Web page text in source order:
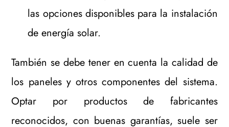
las opciones disponibles para la instalación
de energía solar.
También se debe tener en cuenta la calidad de
los paneles y otros componentes del sistema.
Optar por productos de fabricantes
reconocidos, con buenas garantías, suele ser